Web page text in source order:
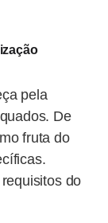
pela
De
fruta do
do